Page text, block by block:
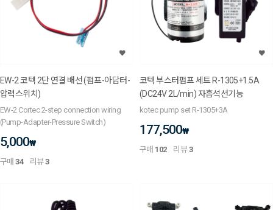
EW-2 코텍 2단 연결 배선 (펌프-아답터-
압력스위치)
EW-2 Cortec 2-step connection wiring
(Pump-Adapter-Pressure Switch)
5,000₩
구매34 리뷰3
코텍 부스터펌프 세트 R-1305+1.5A
(DC24V 2L/min) 자흡석션기능
kotec pump set R-1305+3A
177,500₩
구매 102 리뷰3